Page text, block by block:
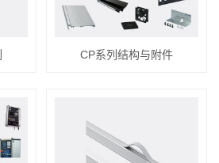
CP系列结构与附件